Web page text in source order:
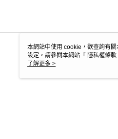
本網站中使用 cookie，欲查詢有
設定，請參閱本網站「 隱私權條款
使用 cookie。
了解更多 >